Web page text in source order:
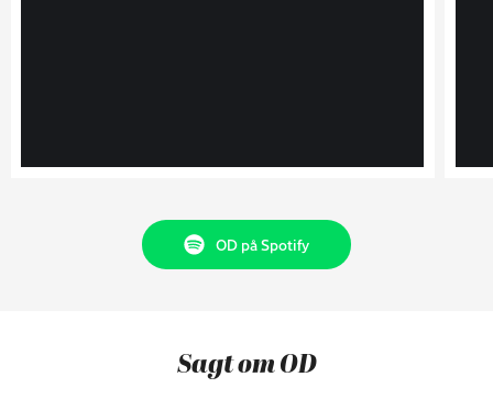
OD på Spotify
Sagt om OD